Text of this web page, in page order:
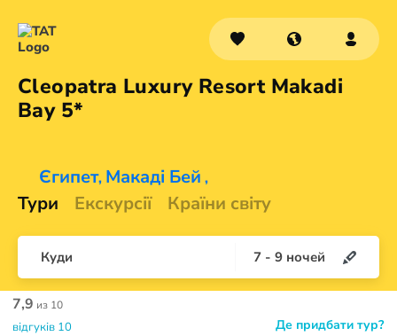
Cleopatra Luxury Resort Makadi
Bay 5*
Єгипет, Макаді Бей ,
Тури Екскурсії Країни світу
Куди 7 - 9 ночей
Де придбати тур?
7,9 из 10
відгуків 10